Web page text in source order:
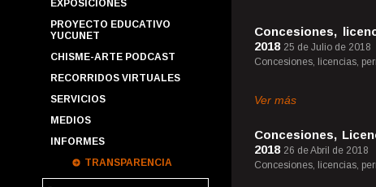
EXPOSICIONES
PROYECTO EDUCATIVO
YUCUNET
CHISME-ARTE PODCAST
RECORRIDOS VIRTUALES
SERVICIOS
MEDIOS
INFORMES
TRANSPARENCIA
Concesiones,
2018 25 de Julio de 2018
Concesiones, licencias,
Ver más
Concesiones,
2018 26 de Abril de 2018
Concesiones, licencias,